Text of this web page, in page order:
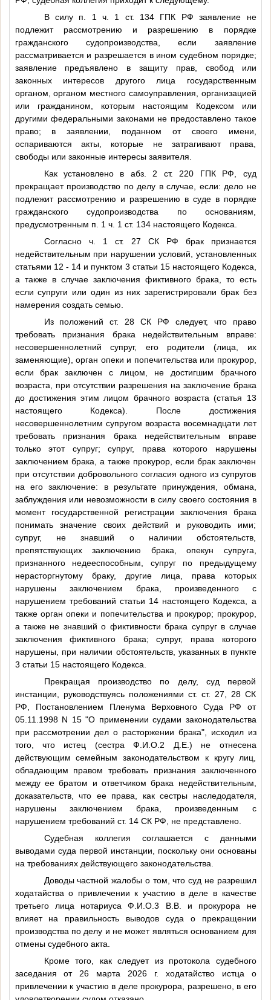
В силу п. 1 ч. 1 ст. 134 ГПК РФ заявление не
подлежит рассмотрению и разрешению в порядке
гражданского судопроизводства, если заявление
рассматривается и разрешается в ином судебном порядке;
заявление предъявлено в защиту прав, свобод или
законных интересов другого лица государственным
органом, органом местного самоуправления, организацией
или гражданином, которым настоящим Кодексом или
другими федеральными законами не предоставлено такое
право; в заявлении, поданном от своего имени,
оспариваются акты, которые не затрагивают права,
свободы или законные интересы заявителя.
Как установлено в абз. 2 ст. 220 ГПК РФ, суд
прекращает производство по делу в случае, если: дело не
подлежит рассмотрению и разрешению в суде в порядке
гражданского судопроизводства по основаниям,
предусмотренным п. 1 ч. 1 ст. 134 настоящего Кодекса.
Согласно ч. 1 ст. 27 СК РФ брак признается
недействительным при нарушении условий, установленных
статьями 12 - 14 и пунктом 3 статьи 15 настоящего Кодекса,
а также в случае заключения фиктивного брака, то есть
если супруги или один из них зарегистрировали брак без
намерения создать семью.
Из положений ст. 28 СК РФ следует, что право
требовать признания брака недействительным вправе:
несовершеннолетний супруг, его родители (лица, их
заменяющие), орган опеки и попечительства или прокурор,
если брак заключен с лицом, не достигшим брачного
возраста, при отсутствии разрешения на заключение брака
до достижения этим лицом брачного возраста (статья 13
настоящего Кодекса). После достижения
несовершеннолетним супругом возраста восемнадцати лет
требовать признания брака недействительным вправе
только этот супруг; супруг, права которого нарушены
заключением брака, а также прокурор, если брак заключен
при отсутствии добровольного согласия одного из супругов
на его заключение: в результате принуждения, обмана,
заблуждения или невозможности в силу своего состояния в
момент государственной регистрации заключения брака
понимать значение своих действий и руководить ими;
супруг, не знавший о наличии обстоятельств,
препятствующих заключению брака, опекун супруга,
признанного недееспособным, супруг по предыдущему
нерасторгнутому браку, другие лица, права которых
нарушены заключением брака, произведенного с
нарушением требований статьи 14 настоящего Кодекса, а
также орган опеки и попечительства и прокурор; прокурор,
а также не знавший о фиктивности брака супруг в случае
заключения фиктивного брака; супруг, права которого
нарушены, при наличии обстоятельств, указанных в пункте
3 статьи 15 настоящего Кодекса.
Прекращая производство по делу, суд первой
инстанции, руководствуясь положениями ст. ст. 27, 28 СК
РФ, Постановлением Пленума Верховного Суда РФ от
05.11.1998 N 15 "О применении судами законодательства
при рассмотрении дел о расторжении брака", исходил из
того, что истец (сестраФ.И.О.2 Д.Е.) не отнесена
действующим семейным законодательством к кругу лиц,
обладающим правом требовать признания заключенного
между ее братом и ответчиком брака недействительным,
доказательств, что ее права, как сестры наследодателя,
нарушены заключением брака, произведенным с
нарушением требований ст. 14 СК РФ, не представлено.
Судебная коллегия соглашается с данными
выводами суда первой инстанции, поскольку они основаны
на требованиях действующего законодательства.
Доводы частной жалобы о том, что суд не разрешил
ходатайства о привлечении к участию в деле в качестве
третьего лица нотариусаФ.И.О.3 В.В. и прокурора не
влияет на правильность выводов суда о прекращении
производства по делу и не может являться основанием для
отмены судебного акта.
Кроме того, как следует из протокола судебного
заседания от 26 марта 2026 г. ходатайство истца о
привлечении к участию в деле прокурора, разрешено, в его